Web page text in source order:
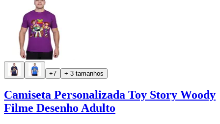
+7 + 3 tamanhos
Camiseta Personalizada Toy Story Woody
Filme Desenho Adulto